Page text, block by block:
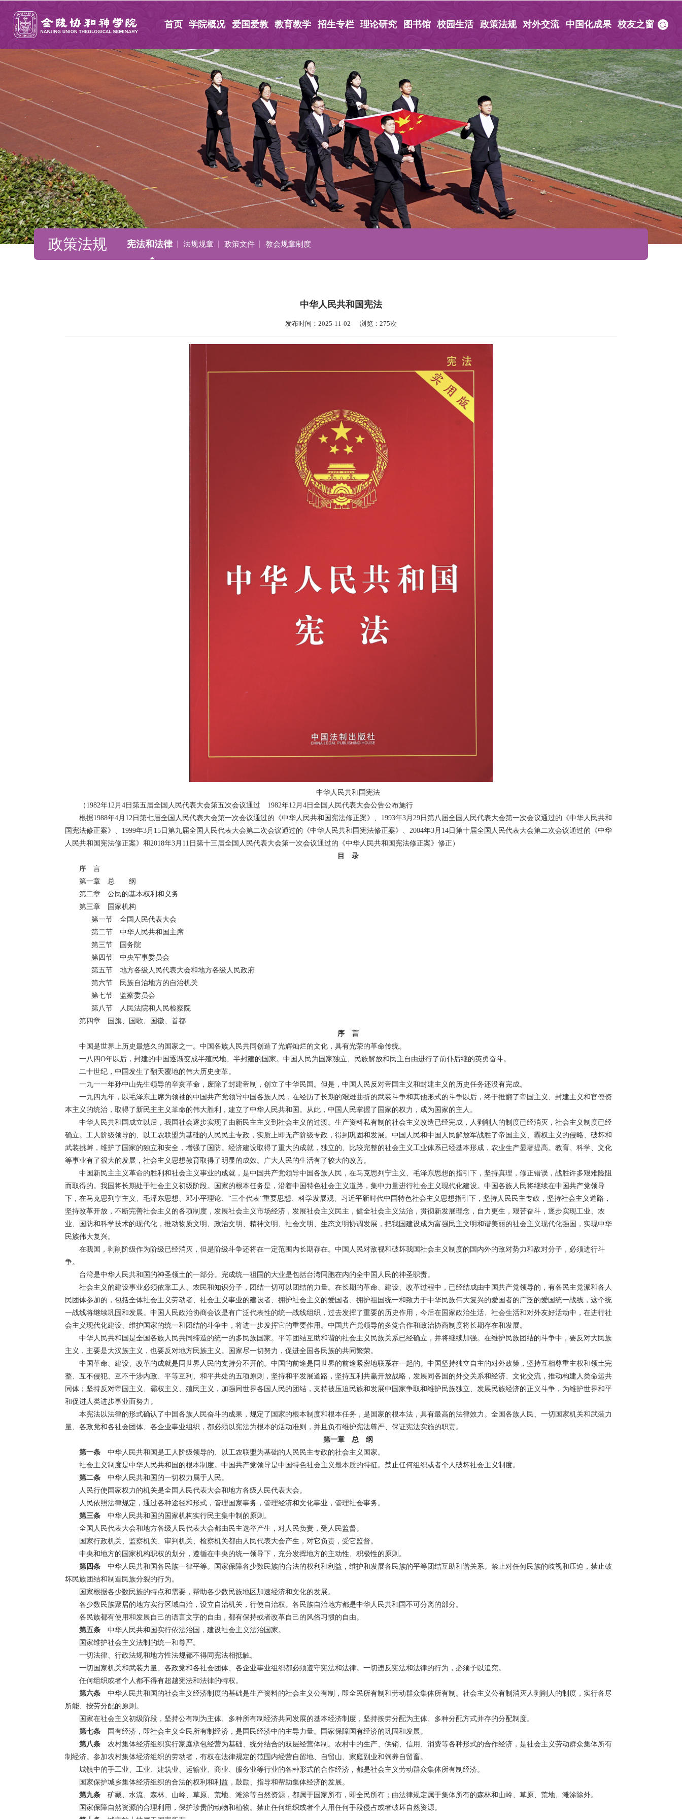
首页 学院概况 爱国爱教 教育教学 招生专栏 理论研究 图书馆 校园生活 政策法规 对外交流 中国化成果 校友之窗
政策法规 宪法和法律 法规规章 政策文件 教会规章制度
中华人民共和国宪法
发布时间：2025-11-02      浏览：275次
中华人民共和国宪法
（1982年12月4日第五届全国人民代表大会第五次会议通过 1982年12月4日全国人民代表大会公告公布施行
根据1988年4月12日第七届全国人民代表大会第一次会议通过的《中华人民共和国宪法修正案》、1993年3月29日第八届全国人民代表大会第一次会议通过的《中华人民共和
国宪法修正案》、1999年3月15日第九届全国人民代表大会第二次会议通过的《中华人民共和国宪法修正案》、2004年3月14日第十届全国人民代表大会第二次会议通过的《中华
人民共和国宪法修正案》和2018年3月11日第十三届全国人民代表大会第一次会议通过的《中华人民共和国宪法修正案》修正）
目 录
序 言
第一章 总 纲
第二章 公民的基本权利和义务
第三章 国家机构
第一节 全国人民代表大会
第二节 中华人民共和国主席
第三节 国务院
第四节 中央军事委员会
第五节 地方各级人民代表大会和地方各级人民政府
第六节 民族自治地方的自治机关
第七节 监察委员会
第八节 人民法院和人民检察院
第四章 国旗、国歌、国徽、首都
序 言
中国是世界上历史最悠久的国家之一。中国各族人民共同创造了光辉灿烂的文化，具有光荣的革命传统。
一八四O年以后，封建的中国逐渐变成半殖民地、半封建的国家。中国人民为国家独立、民族解放和民主自由进行了前仆后继的英勇奋斗。
二十世纪，中国发生了翻天覆地的伟大历史变革。
一九一一年孙中山先生领导的辛亥革命，废除了封建帝制，创立了中华民国。但是，中国人民反对帝国主义和封建主义的历史任务还没有完成。
一九四九年，以毛泽东主席为领袖的中国共产党领导中国各族人民，在经历了长期的艰难曲折的武装斗争和其他形式的斗争以后，终于推翻了帝国主义、封建主义和官僚资
本主义的统治，取得了新民主主义革命的伟大胜利，建立了中华人民共和国。从此，中国人民掌握了国家的权力，成为国家的主人。
中华人民共和国成立以后，我国社会逐步实现了由新民主主义到社会主义的过渡。生产资料私有制的社会主义改造已经完成，人剥削人的制度已经消灭，社会主义制度已经
确立。工人阶级领导的、以工农联盟为基础的人民民主专政，实质上即无产阶级专政，得到巩固和发展。中国人民和中国人民解放军战胜了帝国主义、霸权主义的侵略、破坏和
武装挑衅，维护了国家的独立和安全，增强了国防。经济建设取得了重大的成就，独立的、比较完整的社会主义工业体系已经基本形成，农业生产显著提高。教育、科学、文化
等事业有了很大的发展，社会主义思想教育取得了明显的成效。广大人民的生活有了较大的改善。
中国新民主主义革命的胜利和社会主义事业的成就，是中国共产党领导中国各族人民，在马克思列宁主义、毛泽东思想的指引下，坚持真理，修正错误，战胜许多艰难险阻
而取得的。我国将长期处于社会主义初级阶段。国家的根本任务是，沿着中国特色社会主义道路，集中力量进行社会主义现代化建设。中国各族人民将继续在中国共产党领导
下，在马克思列宁主义、毛泽东思想、邓小平理论、“三个代表”重要思想、科学发展观、习近平新时代中国特色社会主义思想指引下，坚持人民民主专政，坚持社会主义道路，
坚持改革开放，不断完善社会主义的各项制度，发展社会主义市场经济，发展社会主义民主，健全社会主义法治，贯彻新发展理念，自力更生，艰苦奋斗，逐步实现工业、农
业、国防和科学技术的现代化，推动物质文明、政治文明、精神文明、社会文明、生态文明协调发展，把我国建设成为富强民主文明和谐美丽的社会主义现代化强国，实现中华
民族伟大复兴。
在我国，剥削阶级作为阶级已经消灭，但是阶级斗争还将在一定范围内长期存在。中国人民对敌视和破坏我国社会主义制度的国内外的敌对势力和敌对分子，必须进行斗
争。
台湾是中华人民共和国的神圣领土的一部分。完成统一祖国的大业是包括台湾同胞在内的全中国人民的神圣职责。
社会主义的建设事业必须依靠工人、农民和知识分子，团结一切可以团结的力量。在长期的革命、建设、改革过程中，已经结成由中国共产党领导的，有各民主党派和各人
民团体参加的，包括全体社会主义劳动者、社会主义事业的建设者、拥护社会主义的爱国者、拥护祖国统一和致力于中华民族伟大复兴的爱国者的广泛的爱国统一战线，这个统
一战线将继续巩固和发展。中国人民政治协商会议是有广泛代表性的统一战线组织，过去发挥了重要的历史作用，今后在国家政治生活、社会生活和对外友好活动中，在进行社
会主义现代化建设、维护国家的统一和团结的斗争中，将进一步发挥它的重要作用。中国共产党领导的多党合作和政治协商制度将长期存在和发展。
中华人民共和国是全国各族人民共同缔造的统一的多民族国家。平等团结互助和谐的社会主义民族关系已经确立，并将继续加强。在维护民族团结的斗争中，要反对大民族
主义，主要是大汉族主义，也要反对地方民族主义。国家尽一切努力，促进全国各民族的共同繁荣。
中国革命、建设、改革的成就是同世界人民的支持分不开的。中国的前途是同世界的前途紧密地联系在一起的。中国坚持独立自主的对外政策，坚持互相尊重主权和领土完
整、互不侵犯、互不干涉内政、平等互利、和平共处的五项原则，坚持和平发展道路，坚持互利共赢开放战略，发展同各国的外交关系和经济、文化交流，推动构建人类命运共
同体；坚持反对帝国主义、霸权主义、殖民主义，加强同世界各国人民的团结，支持被压迫民族和发展中国家争取和维护民族独立、发展民族经济的正义斗争，为维护世界和平
和促进人类进步事业而努力。
本宪法以法律的形式确认了中国各族人民奋斗的成果，规定了国家的根本制度和根本任务，是国家的根本法，具有最高的法律效力。全国各族人民、一切国家机关和武装力
量、各政党和各社会团体、各企业事业组织，都必须以宪法为根本的活动准则，并且负有维护宪法尊严、保证宪法实施的职责。
第一章 总 纲
第一条中华人民共和国是工人阶级领导的、以工农联盟为基础的人民民主专政的社会主义国家。
社会主义制度是中华人民共和国的根本制度。中国共产党领导是中国特色社会主义最本质的特征。禁止任何组织或者个人破坏社会主义制度。
第二条中华人民共和国的一切权力属于人民。
人民行使国家权力的机关是全国人民代表大会和地方各级人民代表大会。
人民依照法律规定，通过各种途径和形式，管理国家事务，管理经济和文化事业，管理社会事务。
第三条中华人民共和国的国家机构实行民主集中制的原则。
全国人民代表大会和地方各级人民代表大会都由民主选举产生，对人民负责，受人民监督。
国家行政机关、监察机关、审判机关、检察机关都由人民代表大会产生，对它负责，受它监督。
中央和地方的国家机构职权的划分，遵循在中央的统一领导下，充分发挥地方的主动性、积极性的原则。
第四条中华人民共和国各民族一律平等。国家保障各少数民族的合法的权利和利益，维护和发展各民族的平等团结互助和谐关系。禁止对任何民族的歧视和压迫，禁止破
坏民族团结和制造民族分裂的行为。
国家根据各少数民族的特点和需要，帮助各少数民族地区加速经济和文化的发展。
各少数民族聚居的地方实行区域自治，设立自治机关，行使自治权。各民族自治地方都是中华人民共和国不可分离的部分。
各民族都有使用和发展自己的语言文字的自由，都有保持或者改革自己的风俗习惯的自由。
第五条中华人民共和国实行依法治国，建设社会主义法治国家。
国家维护社会主义法制的统一和尊严。
一切法律、行政法规和地方性法规都不得同宪法相抵触。
一切国家机关和武装力量、各政党和各社会团体、各企业事业组织都必须遵守宪法和法律。一切违反宪法和法律的行为，必须予以追究。
任何组织或者个人都不得有超越宪法和法律的特权。
第六条中华人民共和国的社会主义经济制度的基础是生产资料的社会主义公有制，即全民所有制和劳动群众集体所有制。社会主义公有制消灭人剥削人的制度，实行各尽
所能、按劳分配的原则。
国家在社会主义初级阶段，坚持公有制为主体、多种所有制经济共同发展的基本经济制度，坚持按劳分配为主体、多种分配方式并存的分配制度。
第七条国有经济，即社会主义全民所有制经济，是国民经济中的主导力量。国家保障国有经济的巩固和发展。
第八条农村集体经济组织实行家庭承包经营为基础、统分结合的双层经营体制。农村中的生产、供销、信用、消费等各种形式的合作经济，是社会主义劳动群众集体所有
制经济。参加农村集体经济组织的劳动者，有权在法律规定的范围内经营自留地、自留山、家庭副业和饲养自留畜。
城镇中的手工业、工业、建筑业、运输业、商业、服务业等行业的各种形式的合作经济，都是社会主义劳动群众集体所有制经济。
国家保护城乡集体经济组织的合法的权利和利益，鼓励、指导和帮助集体经济的发展。
第九条矿藏、水流、森林、山岭、草原、荒地、滩涂等自然资源，都属于国家所有，即全民所有；由法律规定属于集体所有的森林和山岭、草原、荒地、滩涂除外。
国家保障自然资源的合理利用，保护珍贵的动物和植物。禁止任何组织或者个人用任何手段侵占或者破坏自然资源。